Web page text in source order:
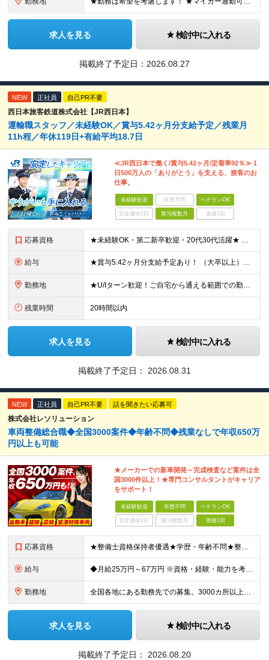
求人を見る 検討中に入れる
掲載終了予定日： 2026.08.27
NEW 正社員 自己PR不要
西日本旅客鉄道株式会社【JR西日本】
運輸職スタッフ／未経験OK／賞与5.42ヶ月分支給予定／残業月
11h程／年休119日+有給平均18.7日
≪JR西日本で働く/賞与5.42ヶ月/定着率92％≫ 1
日500万人の「ありがとう」を支える、接客のお
仕事。
未経験歓迎 学歴不問 ベテランOK
完全週休2日 賞与複数月 面接1回
応募資格 ★未経験OK・第二新卒歓迎・20代30代活躍★ ☆高卒以上 ☆社会人経験（就労経験）がある方 業界・ポジション・年数は不問です！ 「誰もが知る大手企業で働きたい」 「1人より、チームで仕事がした
給与 ★賞与5.42ヶ月分支給予定あり！ （大卒以上）月給24万1,692円～39万5,780円＋各種手当＋賞与2回 （高卒以上）月給22万2,662円～39万5,780円＋各種手当＋賞与2回 ※上記は
勤務地 ★U/Iターン歓迎！ご自宅から通える範囲での勤務となります ★JR西日本本社（大阪市北区）または、当社事業エリア内（北陸から北九州まで）の各支社で勤務 ※関西に本社あり※ 〈近畿エリア〉 三重県（
残業時間 20時間以内
求人を見る 検討中に入れる
掲載終了予定日： 2026.08.31
NEW 正社員 自己PR不要 話を聞きたい応募可
株式会社レソリューション
車両整備総合職◆全国3000案件◆年齢不問◆残業なしで年収650万
円以上も可能
★メーカーでの新車開発～完成検査など案件は全
国3000件以上！★専門コンサルタントがキャリア
をサポート！
未経験歓迎 学歴不問 ベテランOK
完全週休2日 賞与複数月 面接1回
応募資格 ★整備士資格保持者優遇★学歴・年齢不問★整備経験者・既卒者・第二新卒・車業界経験者・未経験者歓迎！ ◎経験や資格を活かしてキャリアアップしたい方 ◎ライフスタイルに合った働き方を求めている方 ◎技術
給与 ◆月給25万円～67万円 ※資格・経験・能力を考慮の上、優遇 ※現年収・年齢・経験・資格・能力等、総合的に考慮し、決定します。 ※自動車整備の実務経験がある方はご相談ください！ ※試用期間有(同待遇/
勤務地 全国各地にある勤務先での募集。3000カ所以上から希望を考慮し決定。 ★転居を伴う転勤なし。 ★遠方からのご応募も歓迎！引越など赴任に伴う費用、家賃は全額負担します（会社規定による）。 ★請負先
求人を見る 検討中に入れる
掲載終了予定日： 2026.08.20